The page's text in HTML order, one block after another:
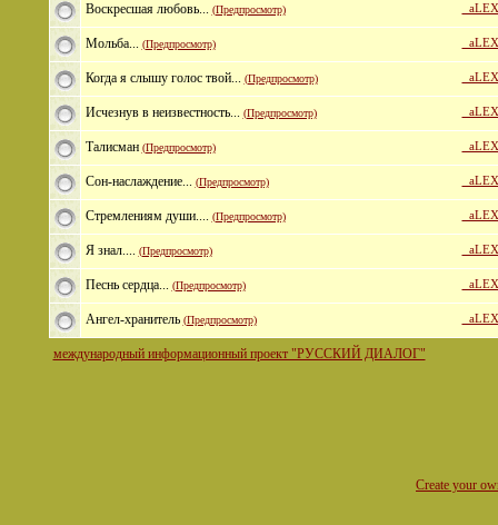
Воскресшая любовь... (Предпросмотр)
Мольба... (Предпросмотр)
Когда я слышу голос твой... (Предпросмотр)
Исчезнув в неизвестность... (Предпросмотр)
Талисман (Предпросмотр)
Сон-наслаждение... (Предпросмотр)
Стремлениям души.... (Предпросмотр)
Я знал.... (Предпросмотр)
Песнь сердца... (Предпросмотр)
Ангел-хранитель (Предпросмотр)
международный информационный проект "РУССКИЙ ДИАЛОГ"
Create your